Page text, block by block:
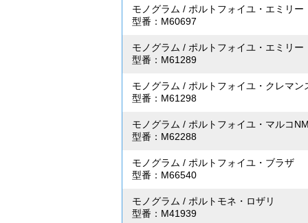
モノグラム / ポルトフォイユ・エミリー
型番：M60697
モノグラム / ポルトフォイユ・エミリー
型番：M61289
モノグラム / ポルトフォイユ・クレマン
型番：M61298
モノグラム / ポルトフォイユ・マルコ
型番：M62288
モノグラム / ポルトフォイユ・ブラザ
型番：M66540
モノグラム / ポルトモネ・ロザリ
型番：M41939